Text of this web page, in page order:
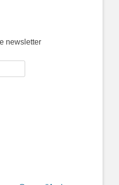
newsletter
groups/
b/
in/gigi-